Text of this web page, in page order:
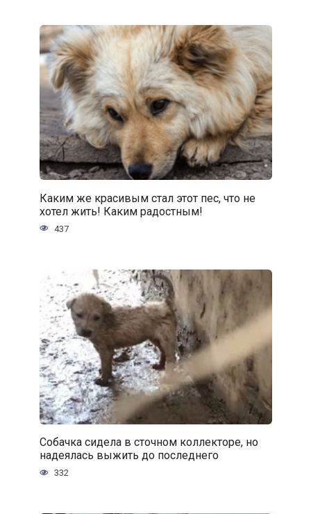
Каким же красивым стал этот пес, что не
хотел жить! Каким радостным!
437
Собачка сидела в сточном коллекторе, но
надеялась выжить до последнего
332